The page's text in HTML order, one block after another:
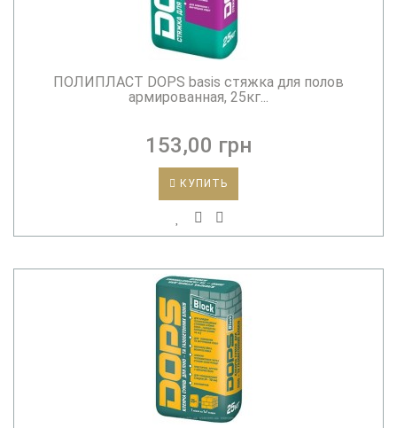
ПОЛИПЛАСТ DOPS basis стяжка для полов
армированная, 25кг...
153,00 грн
КУПИТЬ